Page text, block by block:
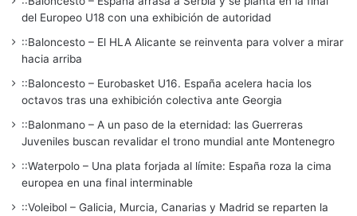
del Europeo U18 con una exhibición de autoridad
::Baloncesto – El HLA Alicante se reinventa para volver a mirar
hacia arriba
::Baloncesto – Eurobasket U16. España acelera hacia los
octavos tras una exhibición colectiva ante Georgia
::Balonmano – A un paso de la eternidad: las Guerreras
Juveniles buscan revalidar el trono mundial ante Montenegro
::Waterpolo – Una plata forjada al límite: España roza la cima
europea en una final interminable
::Voleibol – Galicia, Murcia, Canarias y Madrid se reparten la